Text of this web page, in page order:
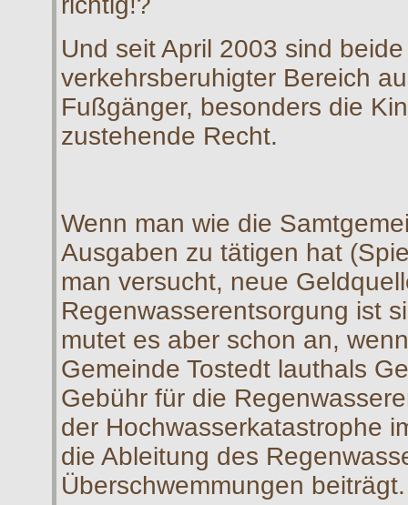
Und seit April 2003 sind
verkehrsberuhigter Bereich
Fußgänger, besonders die
zustehende Recht.
Wenn man wie die
Ausgaben zu tätigen hat
man versucht, neue
Regenwasserentsorgung ist
mutet es aber schon an,
Gemeinde Tostedt lauthals
Gebühr für die
der Hochwasserkatastrophe
die Ableitung des
Überschwemmungen